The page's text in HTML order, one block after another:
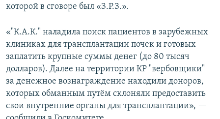
которой в сговоре был «З.Р.З.».
«"К.А.К." наладила поиск пациентов в зарубежных
клиниках для трансплантации почек и готовых
заплатить крупные суммы денег (до 80 тысяч
долларов). Далее на территории КР "вербовщики"
за денежное вознаграждение находили доноров,
которых обманным путём склоняли предоставить
свои внутренние органы для трансплантации», —